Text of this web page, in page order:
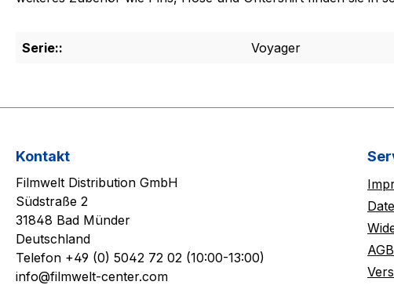
Serie:: Voyager
Kontakt
Filmwelt Distribution GmbH
Südstraße 2
31848 Bad Münder
Deutschland
Telefon +49 (0) 5042 72 02 (10:00-13:00)
info@filmwelt-center.com
AGB